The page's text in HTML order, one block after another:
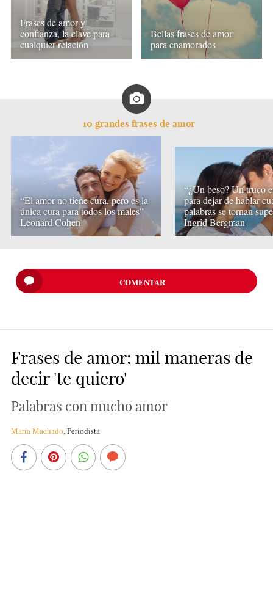
Frases de amor y
confianza, la clave para
cualquier relación
Bellas frases de amor
para enamorados
10 grandes frases de amor
“El amor no tiene cura, pero es la
única cura para todos los males”
Leonard Cohen
“¿Un beso? Un truco
para dejar de hablar
palabras se tornan
Ingrid Bergman
COMENTAR
Frases de amor: mil maneras de
decir 'te quiero'
Palabras con mucho amor
María Machado,Periodista